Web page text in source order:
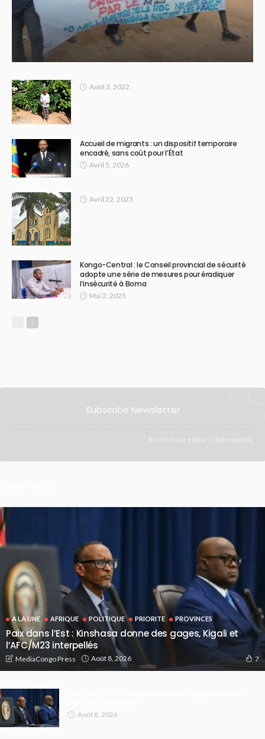
Août 3, 2022
Accueil de migrants : un dispositif temporaire
encadré, sans coût pour l’État
Avril 5, 2026
Avril 22, 2023
Kongo-Central : le Conseil provincial de sécurité
adopte une série de mesures pour éradiquer
l’insécurité à Boma
Mai 2, 2025
Subscribe Newsletter
Receive our editor's picks weekly
A LA UNE AFRIQUE POLITIQUE PRIORITE PROVINCES
Paix dans l’Est : Kinshasa donne des gages, Kigali et
l’AFC/M23 interpellés
MediaCongo Press Août 8, 2026 7
Août 8, 2026